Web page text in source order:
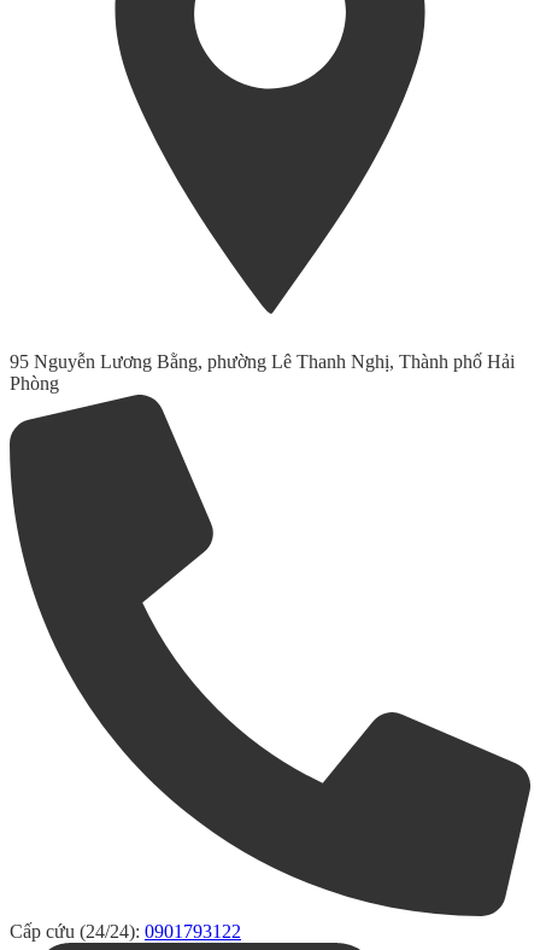
95 Nguyễn Lương Bằng, phường Lê Thanh Nghị, Thành phố Hải
Phòng
Cấp cứu (24/24): 0901793122